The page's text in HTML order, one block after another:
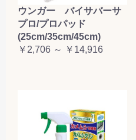
ウンガー バイサバーサ
プロ/プロパッド
(25cm/35cm/45cm)
￥2,706 ～ ￥14,916